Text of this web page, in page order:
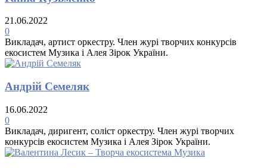
21.06.2022
0
Викладач, артист оркестру. Член журі творчих конкурсів
екосистем Музика і Алея Зірок України.
Андрій Семеляк
16.06.2022
0
Викладач, диригент, соліст оркестру. Член журі творчих
конкурсів екосистем Музика і Алея Зірок України.